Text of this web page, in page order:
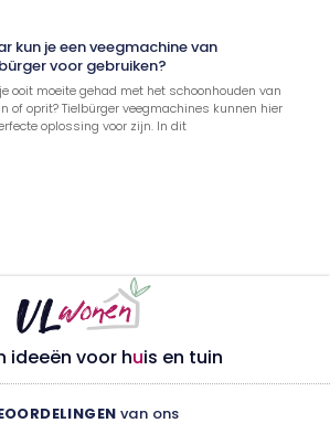
kun je een veegmachine van
voor gebruiken?
ooit moeite gehad met het schoonhouden van
of oprit? Tielbürger veegmachines kunnen hier
oplossing voor zijn. In dit
ideeën voor huis en tuin
van ons